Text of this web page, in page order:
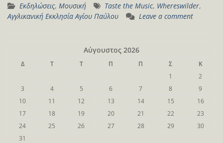
Εκδηλώσεις, Μουσική Taste the Music, Whereswilder,
Αγγλικανική Εκκλησία Αγίου Παύλου
Leave a comment
Αύγουστος 2026
Δ Τ Τ Π Π Σ
Κ
1
2
3
4 5 6 7 8
9
10
11 12 13 14 15
16
17
18 19 20 21 22
23
24
25 26 27 28 29
30
31